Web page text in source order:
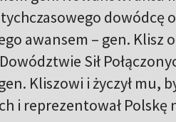
dowódcę
awansem – gen.
Sił
Kliszowi i życzył mu,
i reprezentował Polskę